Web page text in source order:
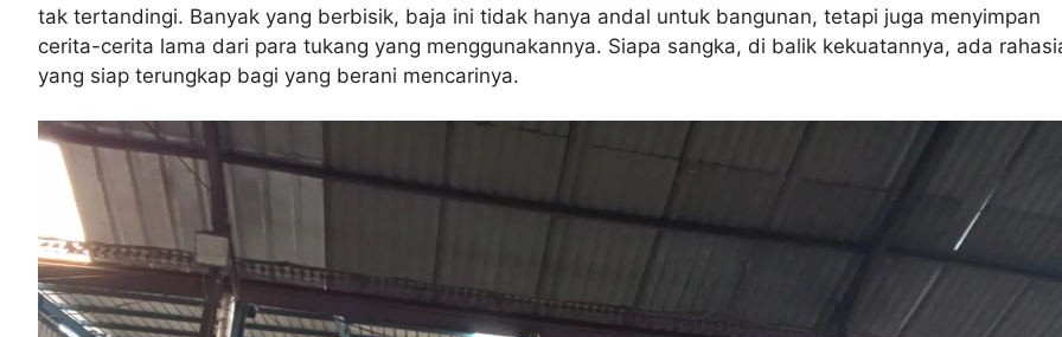
tak tertandingi. Banyak yang berbisik, baja ini tidak hanya andal untuk bangunan, tetapi juga menyimpan
cerita-cerita lama dari para tukang yang menggunakannya. Siapa sangka, di balik kekuatannya, ada
yang siap terungkap bagi yang berani mencarinya.